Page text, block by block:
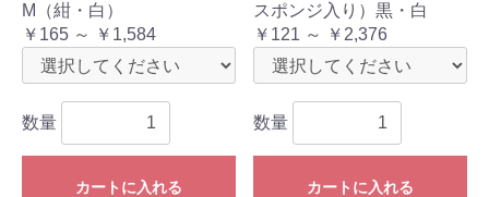
M（紺・白）
￥165 ～ ￥1,584
数量
カートに入れる
スポンジ入り）黒・白
￥121 ～ ￥2,376
数量
カートに入れる